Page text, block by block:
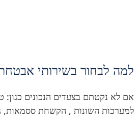
למה לבחור בשירותי
אם לא נקטתם בצעדים הנכונים כגון:
למערכות השונות , הקשחת ססמאות,